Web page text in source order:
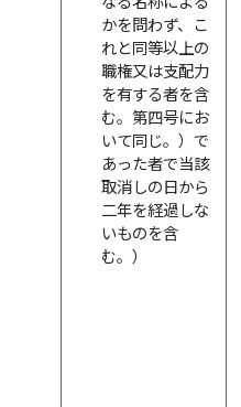
かを問わず、こ
れと同等以上の
職権又は支配力
を有する者を含
む。第四号にお
いて同じ。）で
あった者で当該
取消しの日から
二年を経過しな
いものを含
む。）